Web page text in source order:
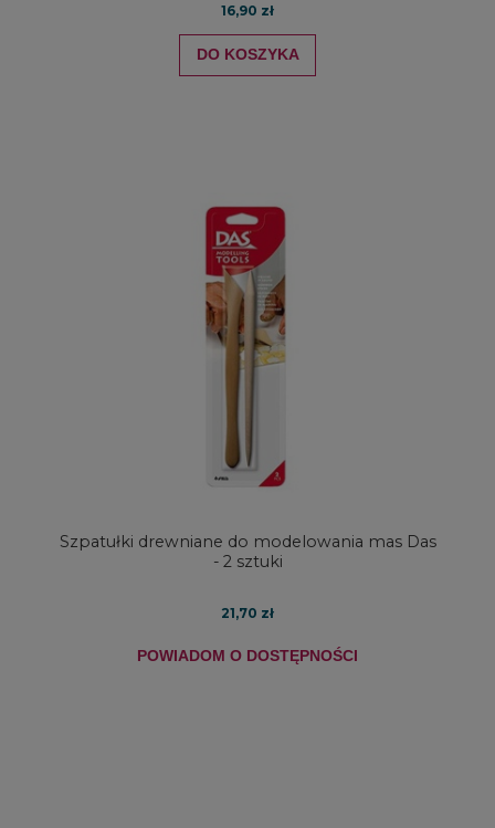
16,90 zł
DO KOSZYKA
Szpatułki drewniane do modelowania mas Das
- 2 sztuki
21,70 zł
POWIADOM O DOSTĘPNOŚCI